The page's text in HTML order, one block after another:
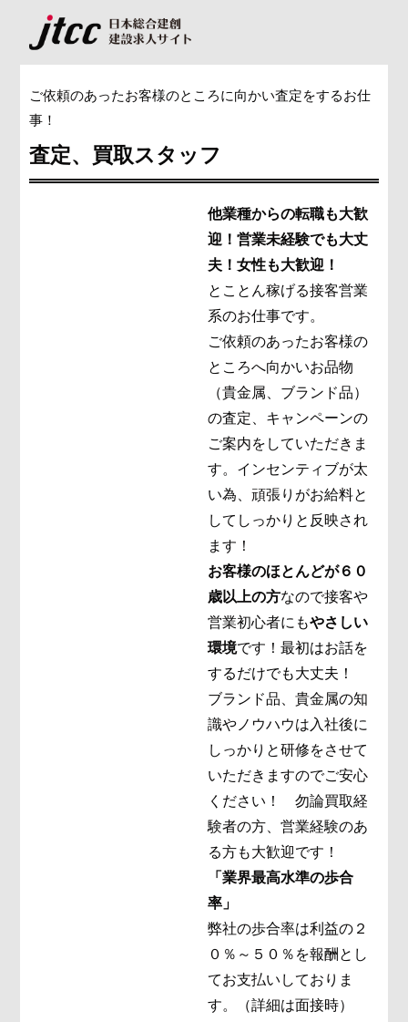
ご依頼のあったお客様のところに向かい査定をするお仕
事！
査定、買取スタッフ
他業種からの転職も大歓
迎！営業未経験でも大丈
夫！ 女性も大歓迎！
とことん稼げる接客営業
系のお仕事です。
ご依頼のあったお客様の
ところへ向かいお品物
（貴金属、ブランド品）
の査定、キャンペーンの
ご案内をしていただきま
す。インセンティブが太
い為、頑張りがお給料と
してしっかりと反映され
ます！
お客様のほとんどが６０
歳以上の方なので接客や
営業初心者にもやさしい
環境です！ 最初はお話を
するだけでも大丈夫！
ブランド品、貴金属の知
識やノウハウは入社後に
しっかりと研修をさせて
いただきますのでご安心
ください！ 勿論買取経
験者の方、営業経験のあ
る方も大歓迎です！
「業界最高水準の歩合
率」
弊社の歩合率は利益の２
０％～５０％を報酬とし
てお支払いしておりま
す。（詳細は面接時）